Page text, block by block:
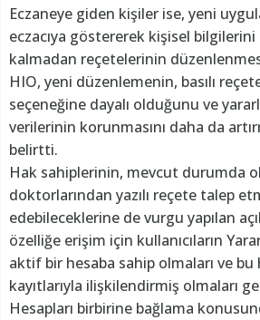
Eczaneye giden kişiler ise, yeni
eczacıya göstererek kişisel bilgilerini
kalmadan reçetelerinin
HIO, yeni düzenlemenin, basılı
seçeneğine dayalı olduğunu ve
verilerinin korunmasını daha da
belirtti.
Hak sahiplerinin, mevcut durumda
doktorlarından yazılı reçete talep
edebileceklerine de vurgu yapılan
özelliğe erişim için kullanıcıların
aktif bir hesaba sahip olmaları ve bu
kayıtlarıyla ilişkilendirmiş olmaları
Hesapları birbirine bağlama